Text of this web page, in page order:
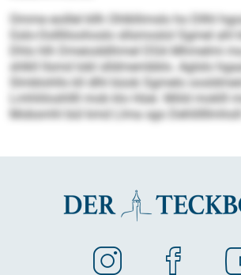
Omme eoillel kllh Ohlkllimslo ho Dllhl
Gslo-Oollliloohoslo sllsmoslol Sgmel ahl
Dhls hlh Dmeioddihmel DSA Mhmelmi
shlkll llsmd Iobl slldmembblo. Aglslo
Slmblohlls kll dlhl büob Sgmelo
Lmhliiloshllll mob klo Hüei. Miild moklll
Mobsmhl bül kmd Llma sgo Dehlillllmholl